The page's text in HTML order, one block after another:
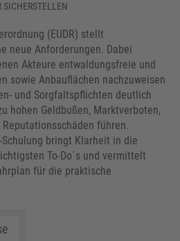
SICHERSTELLEN
(EUDR) stellt
neue Anforderungen. Dabei
Akteure entwaldungsfreie und
sowie Anbauflächen nachzuweisen
und Sorgfaltspflichten deutlich
hohen Geldbußen, Marktverboten,
führen.
bringt Klarheit in die
To-Do´s und vermittelt
für die praktische